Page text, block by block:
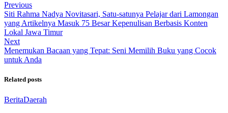
Previous
Siti Rahma Nadya Novitasari, Satu-satunya Pelajar dari Lamongan
yang Artikelnya Masuk 75 Besar Kepenulisan Berbasis Konten
Lokal Jawa Timur
Next
Menemukan Bacaan yang Tepat: Seni Memilih Buku yang Cocok
untuk Anda
Related posts
BeritaDaerah